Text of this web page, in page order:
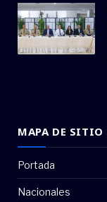
MAPA DE SITIO
Portada
Nacionales